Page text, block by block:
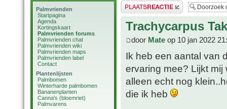
Palmvrienden
Startpagina
Agenda
Kortingskaart
Palmvrienden forums
Palmvrienden chat
Palmvrienden wiki
Palmvrienden maps
Palmvrienden label
Contact
Plantenlijsten
Palmbomen
Winterharde palmbomen
Bananenplanten
Canna's (bloemriet)
Palmvarens
Plaats een reactie
Trachycarpus
door Mate op 10 jan 2022
Ik heb een aantal van
ervaring mee? Lijkt
alleen echt nog
die ik heb